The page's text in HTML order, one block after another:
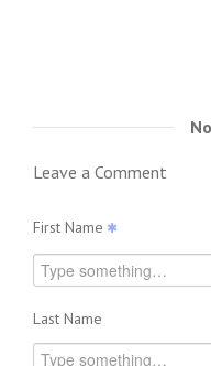
Leave a Comment
First Name
Last Name